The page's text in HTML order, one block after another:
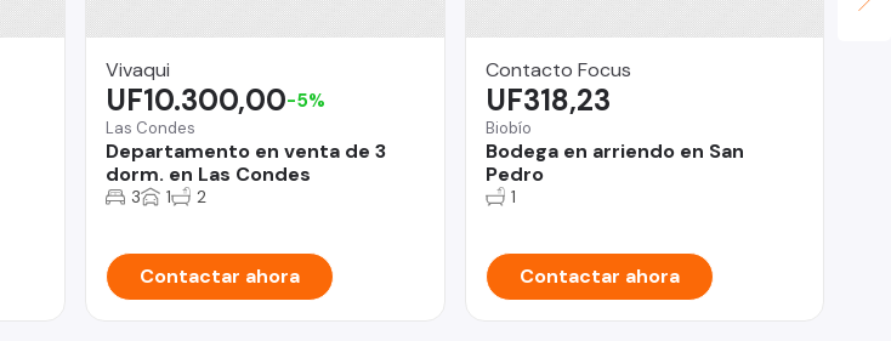
Vivaqui
Las Condes
Departamento en venta de 3
dorm. en Las Condes
UF10.300,00-5%
3 1 2
Contactar ahora
Contacto Focus
Biobío
Bodega en arriendo en San
Pedro
UF318,23
1
Contactar ahora